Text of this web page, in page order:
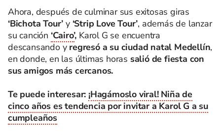
Ahora, después de culminar sus exitosas giras
‘Bichota Tour’ y ‘Strip Love Tour’, además de lanzar
su canción ‘Cairo’, Karol G se encuentra
descansando y regresó a su ciudad natal Medellín,
en donde, en las últimas horas salió de fiesta con
sus amigos más cercanos.
Te puede interesar: ¡Hagámoslo viral! Niña de
cinco años es tendencia por invitar a Karol G a su
cumpleaños